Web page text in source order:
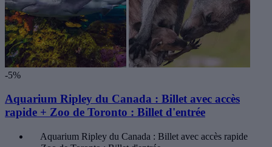
-5%
Aquarium Ripley du Canada : Billet avec accès
rapide + Zoo de Toronto : Billet d'entrée
Aquarium Ripley du Canada : Billet avec accès rapide